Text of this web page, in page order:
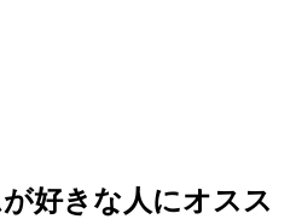
好きな人にオスス